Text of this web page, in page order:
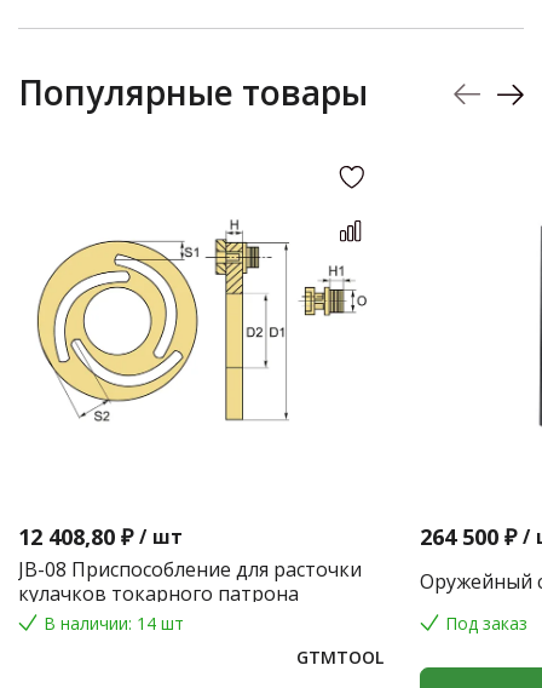
Популярные товары
12 408,80 ₽ / шт
JB-08 Приспособление для расточки
кулачков токарного патрона
В наличии: 14 шт
GTMTOOL
264 500 ₽ /
Оружейный
Под заказ